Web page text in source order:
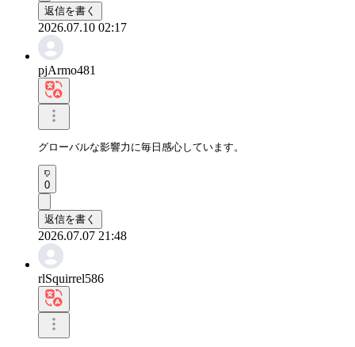
返信を書く
2026.07.10 02:17
pjArmo481
グローバルな影響力に毎日感心しています。
0
返信を書く
2026.07.07 21:48
rlSquirrel586